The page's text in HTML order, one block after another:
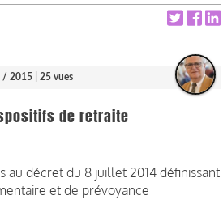
/ 2015 | 25 vues
de retraite
au décret du 8 juillet 2014 définissant
et de prévoyance